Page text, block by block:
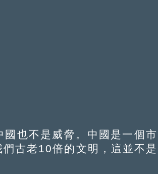
也不是威脅。中國是一個市
古老10倍的文明，這並不是